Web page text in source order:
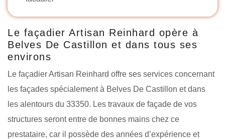
Le façadier Artisan Reinhard opère à
Belves De Castillon et dans tous ses
environs
Le façadier Artisan Reinhard offre ses services concernant
les façades spécialement à Belves De Castillon et dans
les alentours du 33350. Les travaux de façade de vos
structures seront entre de bonnes mains chez ce
prestataire, car il possède des années d’expérience et